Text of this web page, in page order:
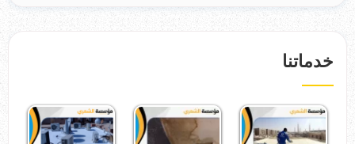
خدماتنا